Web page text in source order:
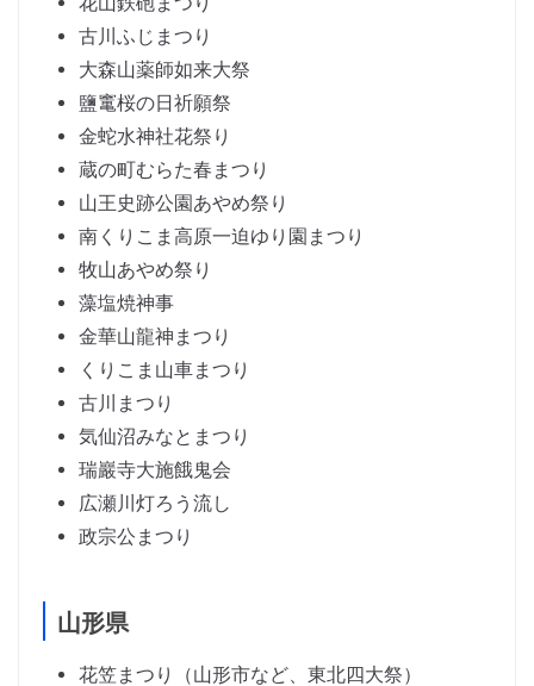
古川ふじまつり
大森山薬師如来大祭
鹽竃桜の日祈願祭
金蛇水神社花祭り
蔵の町むらた春まつり
山王史跡公園あやめ祭り
南くりこま高原一迫ゆり園まつり
牧山あやめ祭り
藻塩焼神事
金華山龍神まつり
くりこま山車まつり
古川まつり
気仙沼みなとまつり
瑞巖寺大施餓鬼会
広瀬川灯ろう流し
政宗公まつり
山形県
花笠まつり（山形市など、東北四大祭）